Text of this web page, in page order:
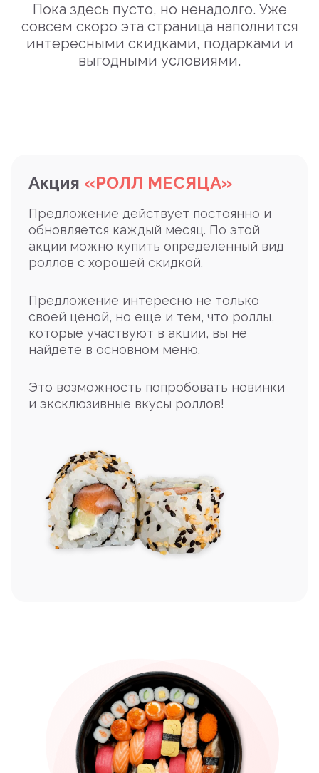
Пока здесь пусто, но ненадолго. Уже
совсем скоро эта страница наполнится
интересными скидками, подарками и
выгодными условиями.
Акция «РОЛЛ МЕСЯЦА»
Предложение действует постоянно и
обновляется каждый месяц. По этой
акции можно купить определенный вид
роллов с хорошей скидкой.
Предложение интересно не только
своей ценой, но еще и тем, что роллы,
которые участвуют в акции, вы не
найдете в основном меню.
Это возможность попробовать новинки
и эксклюзивные вкусы роллов!